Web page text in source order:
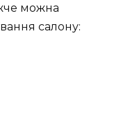
можна
салону: